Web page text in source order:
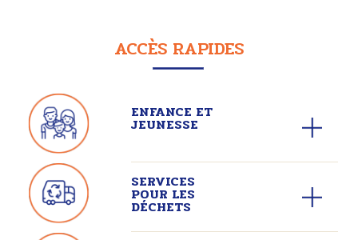
ACCÈS RAPIDES
ENFANCE ET
JEUNESSE
SERVICES
POUR LES
DÉCHETS